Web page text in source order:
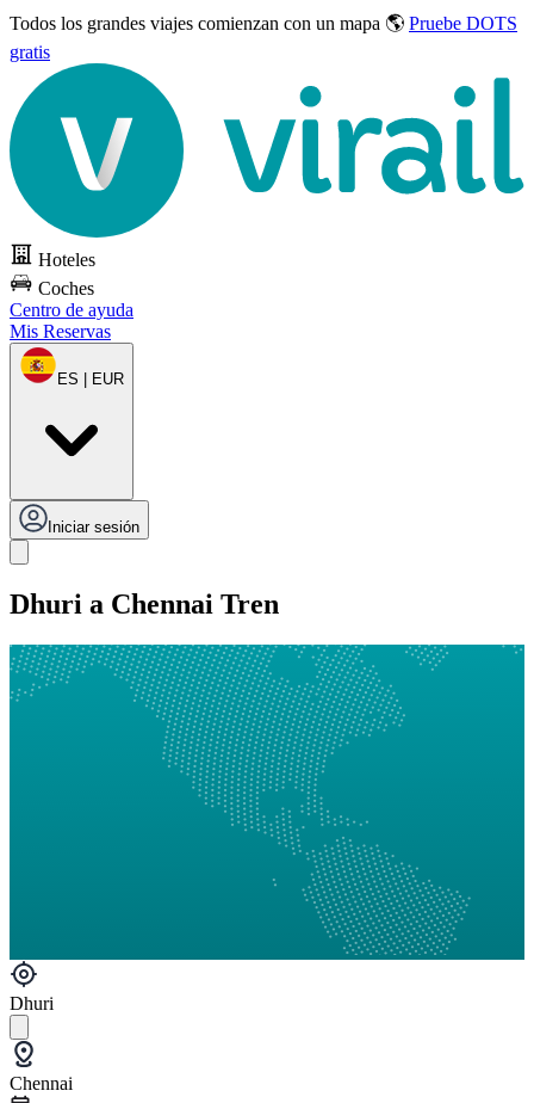
Todos los grandes viajes comienzan con un mapa 🌎 Pruebe DOTS
gratis
Hoteles
Coches
Centro de ayuda
Mis Reservas
ES | EUR
Iniciar sesión
Dhuri a Chennai Tren
Dhuri
Chennai